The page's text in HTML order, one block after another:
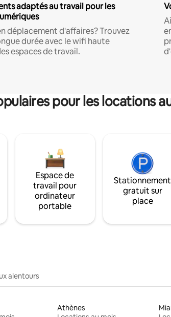
adaptés au travail pour les
déplacement d'affaires? Trouvez
durée avec le wifi haute
espaces de travail.
pour les locations
Espace de
travail pour
ordinateur
portable
Stationnement
gratuit sur
place
alentours
Athènes